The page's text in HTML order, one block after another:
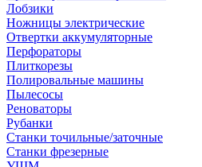
Лобзики
Ножницы электрические
Отвертки аккумуляторные
Перфораторы
Плиткорезы
Полировальные машины
Пылесосы
Реноваторы
Рубанки
Станки точильные/заточные
Станки фрезерные